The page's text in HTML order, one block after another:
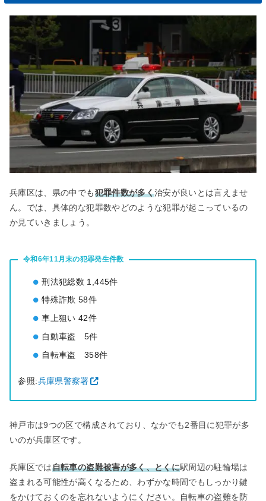
兵庫区は、県の中でも犯罪件数が多く治安が良いとは言えませ
ん。では、具体的な犯罪数やどのような犯罪が起こっているの
か見ていきましょう。
令和6年11月末の犯罪発生件数
刑法犯総数 1,445件
特殊詐欺 58件
車上狙い 42件
自動車盗 5件
自転車盗 358件
参照:兵庫県警察署
神戸市は9つの区で構成されており、なかでも2番目に犯罪が多
いのが兵庫区です。
兵庫区では自転車の盗難被害が多く、とくに駅周辺の駐輪場は
盗まれる可能性が高くなるため、わずかな時間でもしっかり鍵
をかけておくのを忘れないようにください。自転車の盗難を防